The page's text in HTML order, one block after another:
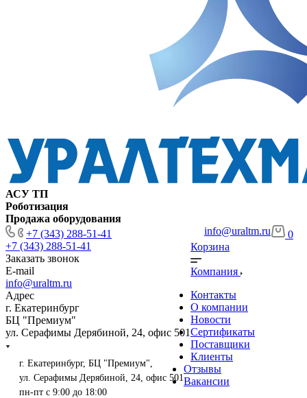
АСУ ТП
Роботизация
Продажа оборудования
+7 (343) 288-51-41
+7 (343) 288-51-41
Заказать звонок
E-mail
info@uraltm.ru
Адрес
г. Екатеринбург
БЦ "Премиум"
ул. Серафимы Дерябиной, 24, офис 501
info@uraltm.ru
г. Екатеринбург, БЦ "Премиум",
ул. Серафимы Дерябиной, 24, офис 501
пн-пт с 9:00 до 18:00
0
Корзина
Компания
Контакты
О компании
Новости
Сертификаты
Поставщики
Клиенты
Отзывы
Вакансии